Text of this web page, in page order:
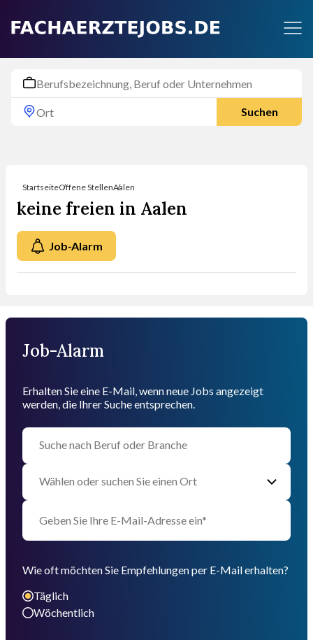
Suchen
StartseiteOffene StellenAalen
keine freien in Aalen
Job-Alarm
Job-Alarm
Erhalten Sie eine E-Mail, wenn neue Jobs angezeigt
werden, die Ihrer Suche entsprechen.
Wie oft möchten Sie Empfehlungen per E-Mail erhalten?
Täglich
Wöchentlich